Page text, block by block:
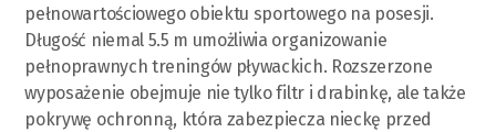
pełnowartościowego obiektu sportowego na posesji.
Długość niemal 5.5 m umożliwia organizowanie
pełnoprawnych treningów pływackich. Rozszerzone
wyposażenie obejmuje nie tylko filtr i drabinkę, ale także
pokrywę ochronną, która zabezpiecza nieckę przed